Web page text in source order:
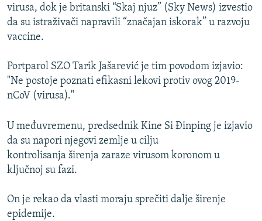
NASTANAK I RASPAD JUGOSLAVIJE
virusa, dok je britanski “Skaj njuz” (Sky News) izvestio
da su istraživači napravili “značajan iskorak” u razvoju
vaccine.
Portparol SZO Tarik Jašarević je tim povodom izjavio:
"Ne postoje poznati efikasni lekovi protiv ovog 2019-
nCoV (virusa)."
U međuvremenu, predsednik Kine Si Đinping je izjavio
da su napori njegovi zemlje u cilju
kontrolisanja širenja zaraze virusom koronom u
ključnoj su fazi.
On je rekao da vlasti moraju sprečiti dalje širenje
epidemije.